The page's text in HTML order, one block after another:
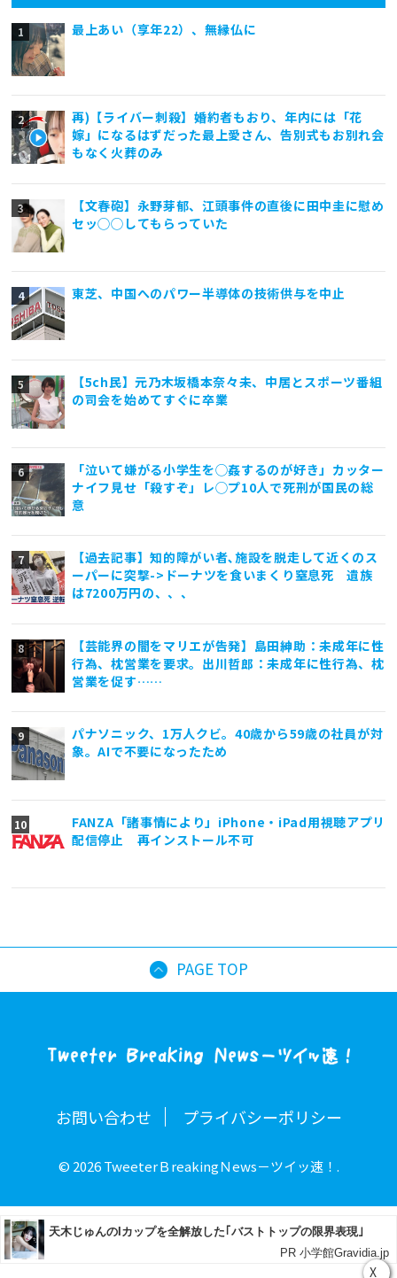
X
最上あい（享年22）、無縁仏に
再)【ライバー刺殺】婚約者もおり、年内には「花
嫁」になるはずだった最上愛さん、告別式もお別れ会
もなく火葬のみ
【文春砲】永野芽郁、江頭事件の直後に田中圭に慰め
セッ◯◯してもらっていた
東芝、中国へのパワー半導体の技術供与を中止
【5ch民】元乃木坂橋本奈々未、中居とスポーツ番組
の司会を始めてすぐに卒業
「泣いて嫌がる小学生を◯姦するのが好き」カッター
ナイフ見せ「殺すぞ」レ◯プ10人で死刑が国民の総
意
【過去記事】知的障がい者､施設を脱走して近くのス
ーパーに突撃->ドーナツを食いまくり窒息死 遺族
は7200万円の、、、
【芸能界の闇をマリエが告発】島田紳助：未成年に性
行為、枕営業を要求。出川哲郎：未成年に性行為、枕
営業を促す……
パナソニック、1万人クビ。40歳から59歳の社員が対
象。AIで不要になったため
FANZA「諸事情により」iPhone・iPad用視聴アプリ
配信停止 再インストール不可
PAGE TOP
お問い合わせ プライバシーポリシー
© 2026 TweeterＢreakingＮews－ツイッ速！.